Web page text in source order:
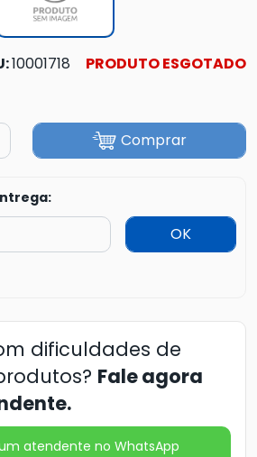
10001718 PRODUTO ESGOTADO
Comprar
OK
dificuldades de
Fale agora
atendente no WhatsApp